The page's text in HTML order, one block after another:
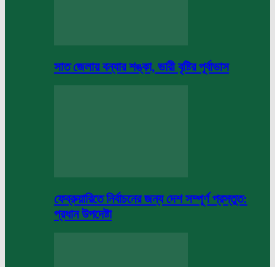
সাত জেলায় বন্যার শঙ্কা, ভারী বৃষ্টির পূর্বাভাস
ফেব্রুয়ারিতে নির্বাচনের জন্য দেশ সম্পূর্ণ প্রস্তুত:
প্রধান উপদেষ্টা